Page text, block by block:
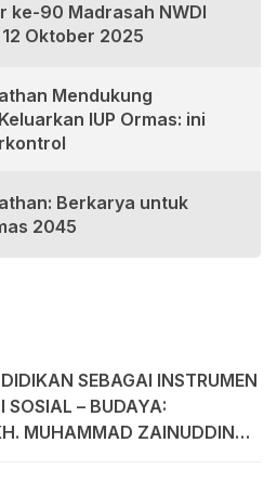
ke-90 Madrasah NWDI
Oktober 2025
Mendukung
IUP Ormas: ini
Berkarya untuk
2045
SEBAGAI INSTRUMEN
SOSIAL – BUDAYA:
MUHAMMAD ZAINUDDIN